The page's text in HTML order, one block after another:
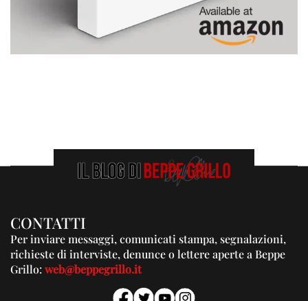
CONTATTI
Per inviare messaggi, comunicati stampa, segnalazioni,
richieste di interviste, denunce o lettere aperte a Beppe
Grillo:web@beppegrillo.it